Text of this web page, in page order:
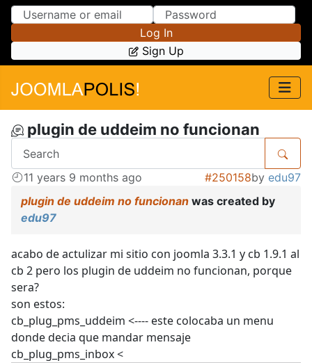
Skip to Content
Skip to Menu
Log In
Sign Up
plugin de uddeim no funcionan
11 years 9 months ago #250158by edu97
plugin de uddeim no funcionan was created by
edu97
acabo de actulizar mi sitio con joomla 3.3.1 y cb 1.9.1 al
cb 2 pero los plugin de uddeim no funcionan, porque
sera?
son estos:
cb_plug_pms_uddeim <---- este colocaba un menu
donde decia que mandar mensaje
cb_plug_pms_inbox <